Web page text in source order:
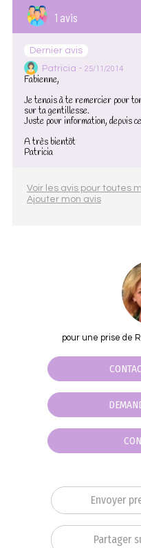
1 avis
Dernier avis
Patricia - 25/11/2014
Fabienne,
Je tenais à te remercier pour
sur ta gentillesse.
Juste pour information, depuis
A très bientôt
Patricia
Voir les avis pour toutes
Ajouter mon avis
pour une prise de
Envoyer
Partager